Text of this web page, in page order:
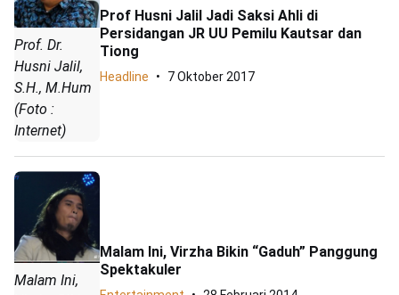
Prof. Dr.
Husni Jalil,
S.H., M.Hum
(Foto :
Internet)
Prof Husni Jalil Jadi Saksi Ahli di
Persidangan JR UU Pemilu Kautsar dan
Tiong
Headline 7 Oktober 2017
Malam Ini,
Malam Ini, Virzha Bikin “Gaduh” Panggung
Spektakuler